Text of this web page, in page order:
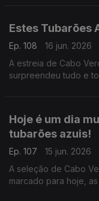
Estes Tubarões
Ep. 108
16 jun. 2026
A estreia de Cabo
surpreendeu tudo e
Hoje é um dia
tubarões azuis!
Ep. 107
15 jun. 2026
A seleção de Cabo
marcado para hoje,